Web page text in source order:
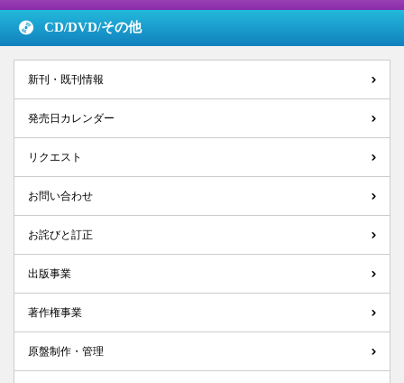
CD/DVD/その他
新刊・既刊情報
発売日カレンダー
リクエスト
お問い合わせ
お詫びと訂正
出版事業
著作権事業
原盤制作・管理